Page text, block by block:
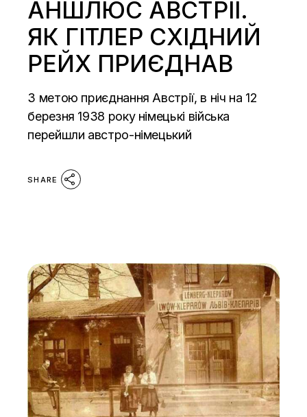
АНШЛЮС АВСТРІЇ.
ЯК ГІТЛЕР СХІДНИЙ
РЕЙХ ПРИЄДНАВ
З метою приєднання Австрії, в ніч на 12
березня 1938 року німецькі війська
перейшли австро-німецький
SHARE